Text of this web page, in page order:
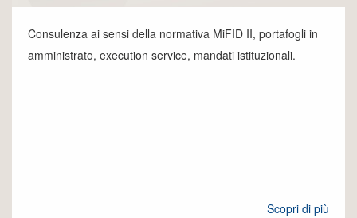
Consulenza ai sensi della normativa MiFID II, portafogli in
amministrato, execution service, mandati istituzionali.
Scopri di più